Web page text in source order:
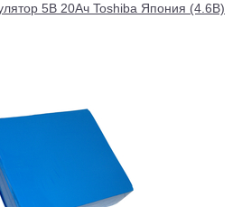
5В 20Ач Toshiba Япония (4.6В)